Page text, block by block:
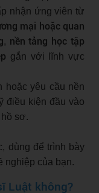
nhận ứng viên từ
mại hoặc quan
, nền tảng học tập
gắn với lĩnh vực
hoặc yêu cầu nền
điều kiện đầu vào
sơ.
dùng để trình bày
nghiệp của bạn.
Luật không?